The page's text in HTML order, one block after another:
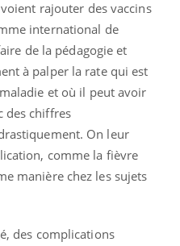
rajouter des vaccins
international de
de la pédagogie et
à palper la rate qui est
et où il peut avoir
des chiffres
On leur
comme la fièvre
manière chez les sujets
des complications